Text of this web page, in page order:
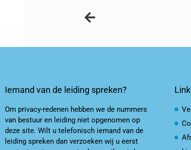
Iemand van de leiding spreken?
Om privacy-redenen hebben we de nummers
van bestuur en leiding niet opgenomen op
deze site. Wilt u telefonisch iemand van de
leiding spreken dan verzoeken wij u eerst